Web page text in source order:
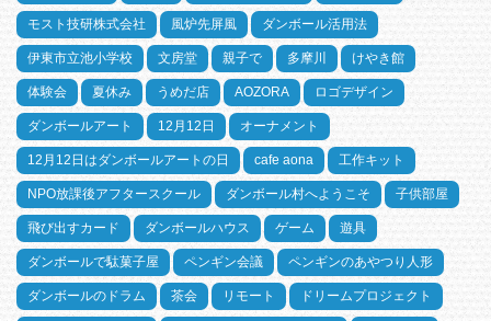
モスト技研株式会社 風炉先屏風 ダンボール活用法
伊東市立池小学校 文房堂 親子で 多摩川 けやき館
体験会 夏休み うめだ店 AOZORA ロゴデザイン
ダンボールアート 12月12日 オーナメント
12月12日はダンボールアートの日 cafe aona 工作キット
NPO放課後アフタースクール ダンボール村へようこそ 子供部屋
飛び出すカード ダンボールハウス ゲーム 遊具
ダンボールで駄菓子屋 ペンギン会議 ペンギンのあやつり人形
ダンボールのドラム 茶会 リモート ドリームプロジェクト